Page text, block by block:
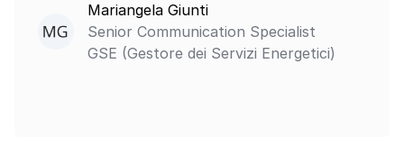
Mariangela Giunti
Senior Communication Specialist
GSE (Gestore dei Servizi Energetici)